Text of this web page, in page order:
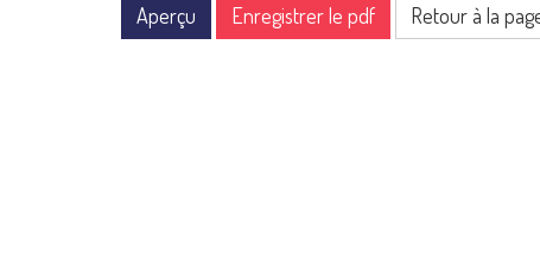
Aperçu
Enregistrer le pdf Retour à la